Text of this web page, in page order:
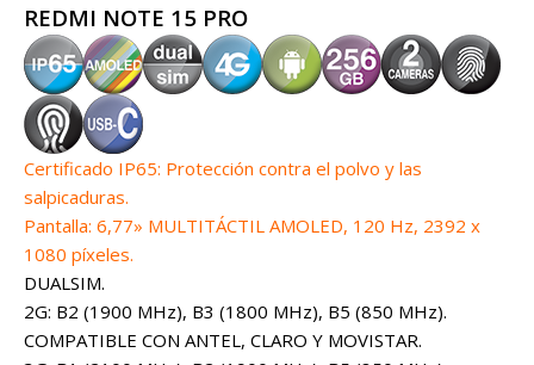
REDMI NOTE 15 PRO
Certificado IP65: Protección contra el polvo y las
salpicaduras.
Pantalla: 6,77» MULTITÁCTIL AMOLED, 120 Hz, 2392 x
1080 píxeles.
DUALSIM.
2G: B2 (1900 MHz), B3 (1800 MHz), B5 (850 MHz).
COMPATIBLE CON ANTEL, CLARO Y MOVISTAR.